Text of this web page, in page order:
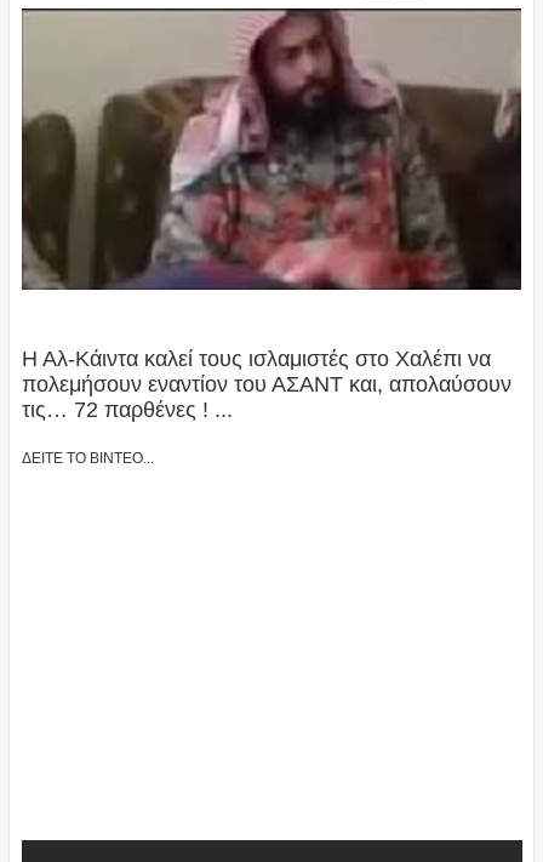
Η Αλ-Κάιντα καλεί τους ισλαμιστές στο Χαλέπι να
πολεμήσουν εναντίον του ΑΣΑΝΤ και, απολαύσουν
τις… 72 παρθένες ! ...
ΔΕΙΤΕ ΤΟ ΒΙΝΤΕΟ...